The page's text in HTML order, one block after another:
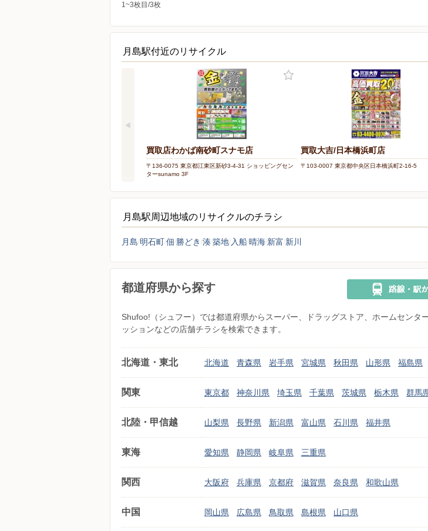
1~3枚目/3枚
月島駅付近のリサイクル
買取店わかば南砂町スナモ店
〒136-0075 東京都江東区新砂3-4-31 ショッピングセン
ターsunamo 3F
買取大吉/日本橋浜町店
〒103-0007 東京都中央区日本橋浜町2-16-5
月島駅周辺地域のリサイクルのチラシ
月島 明石町佃 勝どき 湊築地 入船晴海 新富 新川
都道府県から探す
Shufoo!（シュフー）では都道府県からスーパー、ドラッグストア、ホームセンタ
ッションなどの店舗チラシを検索できます。
北海道・東北 北海道 青森県 岩手県 宮城県 秋田県 山形県 福島県
関東 東京都 神奈川県 埼玉県 千葉県 茨城県 栃木県 群馬
北陸・甲信越 山梨県 長野県 新潟県 富山県 石川県 福井県
東海 愛知県 静岡県 岐阜県 三重県
関西 大阪府 兵庫県 京都府 滋賀県 奈良県 和歌山県
中国 岡山県 広島県 鳥取県 島根県 山口県